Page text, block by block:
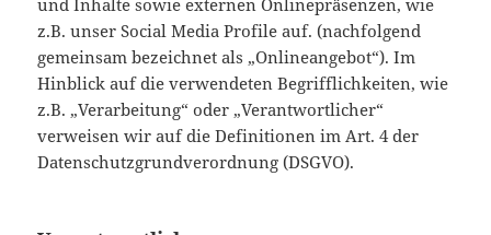
und Inhalte sowie externen Onlinepräsenzen, wie
z.B. unser Social Media Profile auf. (nachfolgend
gemeinsam bezeichnet als „Onlineangebot“). Im
Hinblick auf die verwendeten Begrifflichkeiten, wie
z.B. „Verarbeitung“ oder „Verantwortlicher“
verweisen wir auf die Definitionen im Art. 4 der
Datenschutzgrundverordnung (DSGVO).